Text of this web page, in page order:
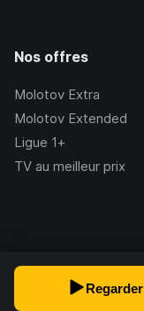
Regarder
Nos offres
Molotov Extra
Molotov Extended
Ligue 1+
TV au meilleur prix